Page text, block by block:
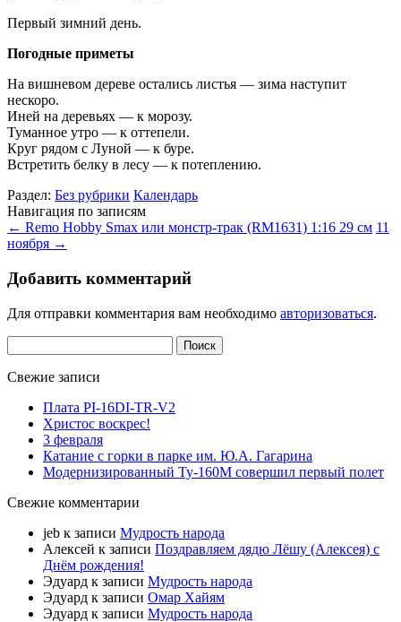
Первый зимний день.
Погодные приметы
На вишневом дереве остались листья — зима наступит
нескоро.
Иней на деревьях — к морозу.
Туманное утро — к оттепели.
Круг рядом с Луной — к буре.
Встретить белку в лесу — к потеплению.
Раздел: Без рубрики Календарь
Навигация по записям
← Remo Hobby Smax или монстр-трак (RM1631) 1:16 29 см 11
ноября →
Добавить комментарий
Для отправки комментария вам необходимо авторизоваться.
Свежие записи
Плата PI-16DI-TR-V2
Христос воскрес!
3 февраля
Катание с горки в парке им. Ю.А. Гагарина
Модернизированный Ту-160М совершил первый полет
Свежие комментарии
jeb к записи Мудрость народа
Алексей к записи Поздравляем дядю Лёшу (Алексея) с
Днём рождения!
Эдуард к записи Мудрость народа
Эдуард к записи Омар Хайям
Эдуард к записи Мудрость народа